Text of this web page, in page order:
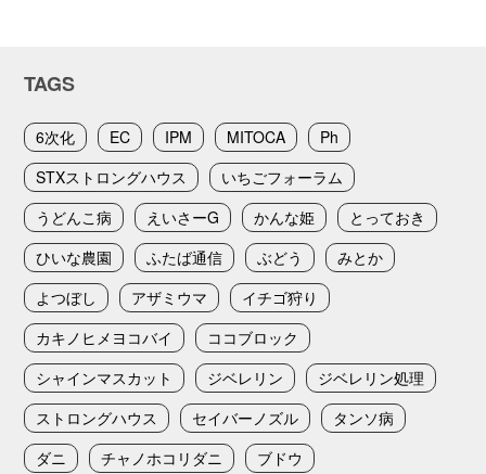
TAGS
6次化 EC IPM MITOCA
Ph
STXストロングハウス
いちごフォーラム
うどんこ病
えいさーG かんな姫
とっておき
ひいな農園
ふたば通信 ぶどう
みとか
よつぼし
アザミウマ
イチゴ狩り
カキノヒメヨコバイ
ココブロック
シャインマスカット
ジベレリン
ジベレリン処理
ストロングハウス
セイバーノズル
タンソ病
ダニ
チャノホコリダニ
ブドウ